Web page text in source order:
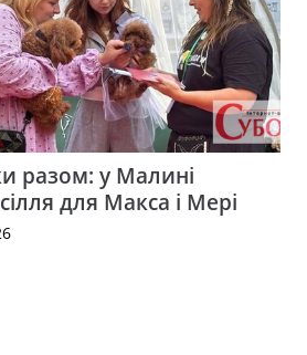
разом: у Малині
для Макса і Мері